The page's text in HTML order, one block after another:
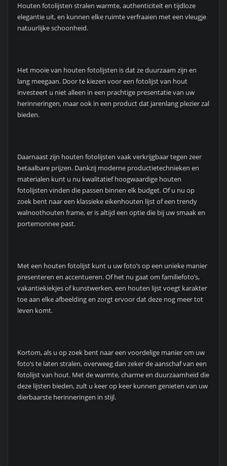
Houten fotolijsten stralen warmte, authenticiteit en tijdloze
elegantie uit, en kunnen elke ruimte verfraaien met een vleugje
natuurlijke schoonheid.
Het mooie van houten fotolijsten is dat ze duurzaam zijn en
lang meegaan. Door te kiezen voor een fotolijst van hout
investeert u niet alleen in een prachtige presentatie van uw
herinneringen, maar ook in een product dat jarenlang plezier zal
bieden.
Daarnaast zijn houten fotolijsten vaak verkrijgbaar tegen zeer
betaalbare prijzen. Dankzij moderne productietechnieken en
materialen kunt u nu kwalitatief hoogwaardige houten
fotolijsten vinden die passen binnen elk budget. Of u nu op
zoek bent naar een klassieke eikenhouten lijst of een trendy
walnoothouten frame, er is altijd een optie die bij uw smaak en
portemonnee past.
Met een houten fotolijst kunt u uw foto’s op een unieke manier
presenteren en accentueren. Of het nu gaat om familiefoto’s,
vakantiekiekjes of kunstwerken, een houten lijst voegt karakter
toe aan elke afbeelding en zorgt ervoor dat deze nog meer tot
leven komt.
Kortom, als u op zoek bent naar een voordelige manier om uw
foto’s te laten stralen, overweeg dan zeker de aanschaf van een
fotolijst van hout. Met de warmte, charme en duurzaamheid die
deze lijsten bieden, zult u keer op keer kunnen genieten van uw
dierbaarste herinneringen in stijl.